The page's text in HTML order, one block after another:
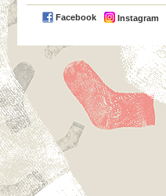
Facebook Instagram